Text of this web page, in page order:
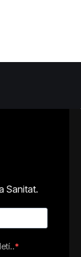
Sanitat.